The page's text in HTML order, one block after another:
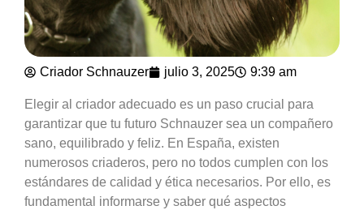
Criador Schnauzer julio 3, 2025 9:39 am
Elegir al criador adecuado es un paso crucial para
garantizar que tu futuro Schnauzer sea un compañero
sano, equilibrado y feliz. En España, existen
numerosos criaderos, pero no todos cumplen con los
estándares de calidad y ética necesarios. Por ello, es
fundamental informarse y saber qué aspectos